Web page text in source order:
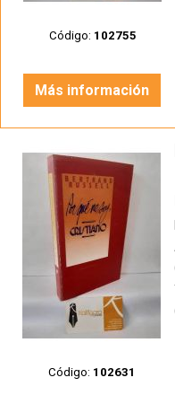
Código: 102755
Más información
Código: 102631